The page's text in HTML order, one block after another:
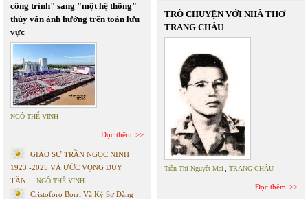
công trình" sang "một hệ thống"
thủy văn ảnh hưởng trên toàn lưu
vực
NGÔ THẾ VINH
Đọc thêm
GIÁO SƯ TRẦN NGỌC NINH
1923 -2025 VÀ ƯỚC VỌNG DUY
TÂN
NGÔ THẾ VINH
Cristoforo Borri Và Ký Sự Đàng
TRÒ CHUYỆN VỚI NHÀ THƠ
TRANG CHÂU
Trần Thị Nguyệt Mai TRANG CHÂU
Đọc thêm